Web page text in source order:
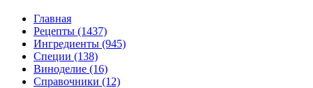
Главная
Рецепты (1437)
Ингредиенты (945)
Специи (138)
Виноделие (16)
Справочники (12)